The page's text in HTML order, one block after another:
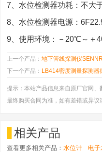
7、水位检测器功耗：不大
8、水位检测器电源：
9、使用环境：－20℃～＋
上一个产品：地下管线探测仪
下一个产品： LB414密度测量探测器
提示：本站产品信息来自原厂官网
最终购买合同为准，如有差错或异议
相关产品
查看更多相关产品：水位计 电